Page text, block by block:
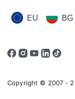
EU BG
Copyright © 2007 -